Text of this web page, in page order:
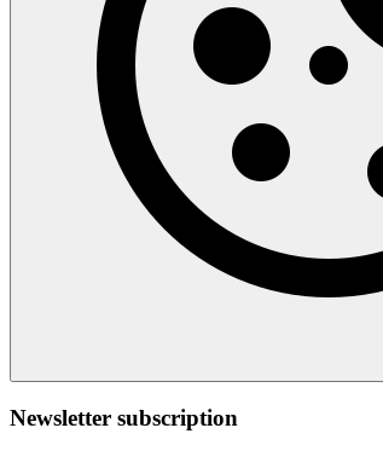
Newsletter subscription